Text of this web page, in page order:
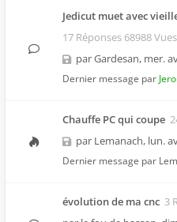
Jedicut muet avec
17 Réponses 68988 Vues
parGardesan, mer.
Dernier message par
Chauffe PC qui coupe
par Lemanach, lun.
Dernier message par
évolution de ma cnc 3